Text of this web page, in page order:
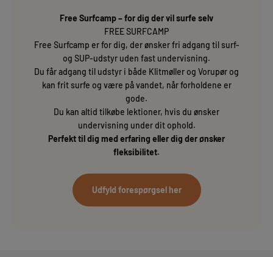
Free Surfcamp – for dig der vil surfe selv
FREE SURFCAMP
Free Surfcamp er for dig, der ønsker fri adgang til surf-
og SUP-udstyr uden fast undervisning.
Du får adgang til udstyr i både Klitmøller og Vorupør og
kan frit surfe og være på vandet, når forholdene er
gode.
Du kan altid tilkøbe lektioner, hvis du ønsker
undervisning under dit ophold.
Perfekt til dig med erfaring eller dig der ønsker
fleksibilitet.
Udfyld forespørgsel her